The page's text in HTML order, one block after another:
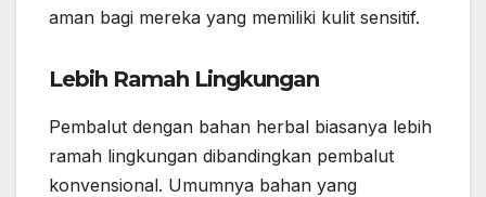
aman bagi mereka yang memiliki kulit sensitif.
Lebih Ramah Lingkungan
Pembalut dengan bahan herbal biasanya lebih
ramah lingkungan dibandingkan pembalut
konvensional. Umumnya bahan yang